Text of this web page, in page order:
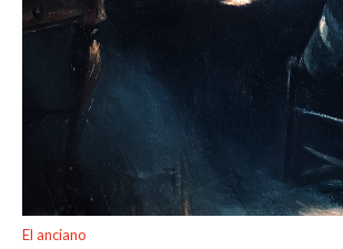
El anciano